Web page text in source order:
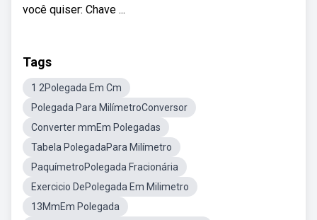
você quiser: Chave ...
Tags
1 2Polegada Em Cm
Polegada Para MilímetroConversor
Converter mmEm Polegadas
Tabela PolegadaPara Milímetro
PaquímetroPolegada Fracionária
Exercicio DePolegada Em Milimetro
13MmEm Polegada